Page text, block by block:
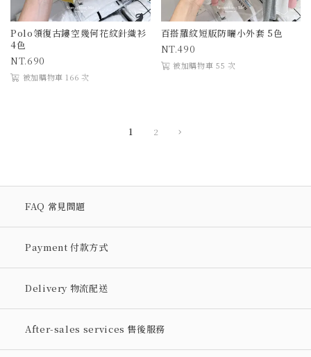
Polo領復古鏤空幾何花紋針織衫
4色
690
被加購物車 166 次
百搭羅紋短版防曬小外套 5色
490
被加購物車 55 次
1 2
FAQ 常見問題
Payment 付款方式
Delivery 物流配送
After-sales services 售後服務